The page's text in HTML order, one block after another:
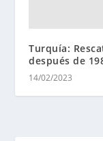
Turquía:
después de
14/02/2023